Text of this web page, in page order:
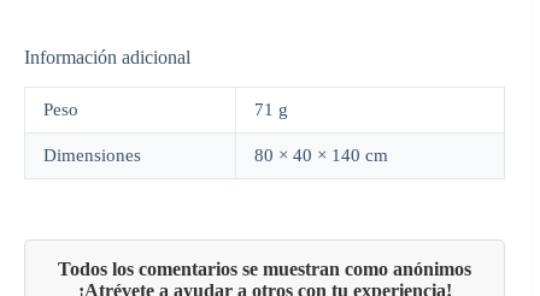
Información adicional
Peso 71 g
Dimensiones 80 × 40 × 140 cm